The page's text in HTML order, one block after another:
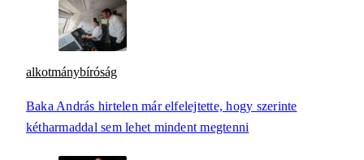
alkotmánybíróság
Baka András hirtelen már elfelejtette, hogy szerinte
kétharmaddal sem lehet mindent megtenni